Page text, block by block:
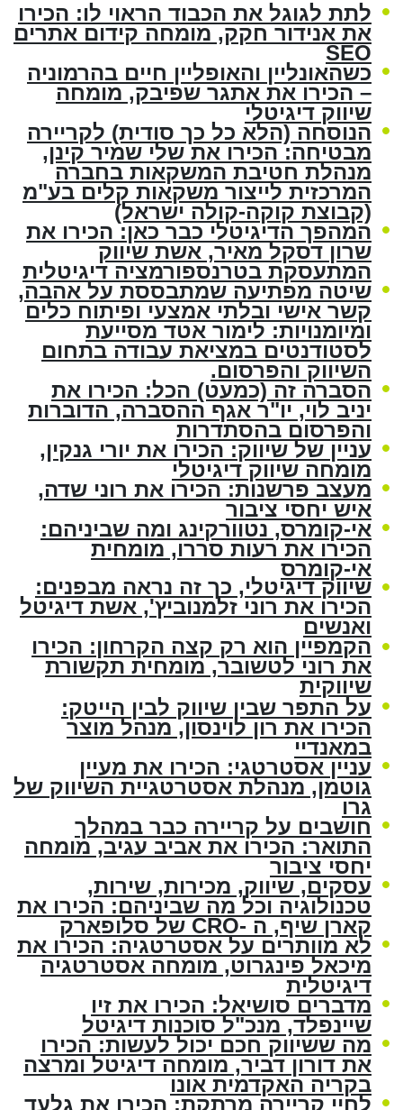
לתת לגוגל את הכבוד הראוי לו: הכירו
את אנידור חקק, מומחה קידום אתרים
SEO
כשהאונליין והאופליין חיים בהרמוניה
– הכירו את אתגר שפיבק, מומחה
שיווק דיגיטלי
הנוסחה (הלא כל כך סודית) לקריירה
מבטיחה: הכירו את שלי שמיר קינן,
מנהלת חטיבת המשקאות בחברה
המרכזית לייצור משקאות קלים בע"מ
(קבוצת קוקה-קולה ישראל)
המהפך הדיגיטלי כבר כאן: הכירו את
שרון דסקל מאיר, אשת שיווק
המתעסקת בטרנספורמציה דיגיטלית
שיטה מפתיעה שמתבססת על אהבה,
קשר אישי ובלתי אמצעי ופיתוח כלים
ומיומנויות: לימור אטד מסייעת
לסטודנטים במציאת עבודה בתחום
השיווק והפרסום.
הסברה זה (כמעט) הכל: הכירו את
יניב לוי, יו"ר אגף ההסברה, הדוברות
והפרסום בהסתדרות
עניין של שיווק: הכירו את יורי גנקין,
מומחה שיווק דיגיטלי
מעצב פרשנות: הכירו את רוני שדה,
איש יחסי ציבור
אי-קומרס, נטוורקינג ומה שביניהם:
הכירו את רעות סררו, מומחית
אי-קומרס
שיווק דיגיטלי, כך זה נראה מבפנים:
הכירו את רוני זלמנוביץ', אשת דיגיטל
ואנשים
הקמפיין הוא רק קצה הקרחון: הכירו
את רוני לטשובר, מומחית תקשורת
שיווקית
על התפר שבין שיווק לבין הייטק:
הכירו את רון לוינסון, מנהל מוצר
במאנדיי
עניין אסטרטגי: הכירו את מעיין
גוטמן, מנהלת אסטרטגיית השיווק של
גרו
חושבים על קריירה כבר במהלך
התואר: הכירו את אביב עגיב, מומחה
יחסי ציבור
עסקים, שיווק, מכירות, שירות,
טכנולוגיה וכל מה שביניהם: הכירו את
קארן שיף, ה -CRO של סלופארק
לא מוותרים על אסטרטגיה: הכירו את
מיכאל פינגרוט, מומחה אסטרטגיה
דיגיטלית
מדברים סושיאל: הכירו את זיו
שיינפלד, מנכ"ל סוכנות דיגיטל
מה ששיווק חכם יכול לעשות: הכירו
את דורון דביר, מומחה דיגיטל ומרצה
בקריה האקדמית אונו
לחיי קריירה מרתקת: הכירו את גלעד